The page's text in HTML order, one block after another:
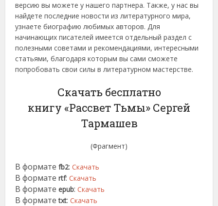
версию вы можете у нашего партнера. Также, у нас вы
найдете последние новости из литературного мира,
узнаете биографию любимых авторов. Для
начинающих писателей имеется отдельный раздел с
полезными советами и рекомендациями, интересными
статьями, благодаря которым вы сами сможете
попробовать свои силы в литературном мастерстве.
Скачать бесплатно
книгу «Рассвет Тьмы» Сергей
Тармашев
(Фрагмент)
В форматеfb2:Скачать
В форматеrtf:Скачать
В форматеepub:Скачать
В форматеtxt:Скачать